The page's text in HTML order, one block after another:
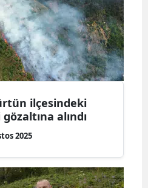
Gaziantep
Giresun
Gümüşhane
Hakkari
Hatay
Isparta
Mersin
İstanbul
ilçesindeki
alındı
2025